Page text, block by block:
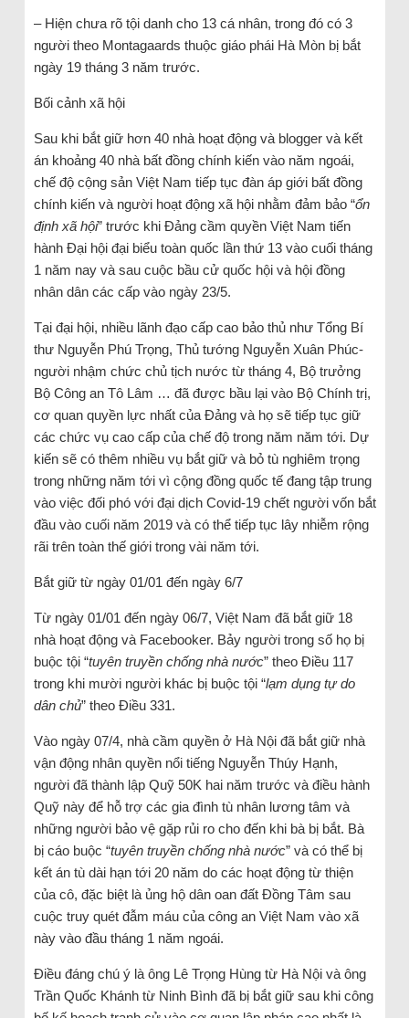
– Hiện chưa rõ tội danh cho 13 cá nhân, trong đó có 3
người theo Montagaards thuộc giáo phái Hà Mòn bị bắt
ngày 19 tháng 3 năm trước.
Bối cảnh xã hội
Sau khi bắt giữ hơn 40 nhà hoạt động và blogger và kết
án khoảng 40 nhà bất đồng chính kiến ​​vào năm ngoái,
chế độ cộng sản Việt Nam tiếp tục đàn áp giới bất đồng
chính kiến và người hoạt động xã hội nhằm đảm bảo “ổn
định xã hội” trước khi Đảng cầm quyền Việt Nam tiến
hành Đại hội đại biểu toàn quốc lần thứ 13 vào cuối tháng
1 năm nay và sau cuộc bầu cử quốc hội và hội đồng
nhân dân các cấp vào ngày 23/5.
Tại đại hội, nhiều lãnh đạo cấp cao bảo thủ như Tổng Bí
thư Nguyễn Phú Trọng, Thủ tướng Nguyễn Xuân Phúc-
người nhậm chức chủ tịch nước từ tháng 4, Bộ trưởng
Bộ Công an Tô Lâm … đã được bầu lại vào Bộ Chính trị,
cơ quan quyền lực nhất của Đảng và họ sẽ tiếp tục giữ
các chức vụ cao cấp của chế độ trong năm năm tới. Dự
kiến ​​sẽ có thêm nhiều vụ bắt giữ và bỏ tù nghiêm trọng
trong những năm tới vì cộng đồng quốc tế đang tập trung
vào việc đối phó với đại dịch Covid-19 chết người vốn bắt
đầu vào cuối năm 2019 và có thể tiếp tục lây nhiễm rộng
rãi trên toàn thế giới trong vài năm tới.
Bắt giữ từ ngày 01/01 đến ngày 6/7
Từ ngày 01/01 đến ngày 06/7, Việt Nam đã bắt giữ 18
nhà hoạt động và Facebooker. Bảy người trong số họ bị
buộc tội “tuyên truyền chống nhà nước” theo Điều 117
trong khi mười người khác bị buộc tội “lạm dụng tự do
dân chủ” theo Điều 331.
Vào ngày 07/4, nhà cầm quyền ở Hà Nội đã bắt giữ nhà
vận động nhân quyền nổi tiếng Nguyễn Thúy Hạnh,
người đã thành lập Quỹ 50K hai năm trước và điều hành
Quỹ này để hỗ trợ các gia đình tù nhân lương tâm và
những người bảo vệ gặp rủi ro cho đến khi bà bị bắt. Bà
bị cáo buộc “tuyên truyền chống nhà nước” và có thể bị
kết án tù dài hạn tới 20 năm do các hoạt động từ thiện
của cô, đặc biệt là ủng hộ dân oan đất Đồng Tâm sau
cuộc truy quét đẫm máu của công an Việt Nam vào xã
này vào đầu tháng 1 năm ngoái.
Điều đáng chú ý là ông Lê Trọng Hùng từ Hà Nội và ông
Trần Quốc Khánh từ Ninh Bình đã bị bắt giữ sau khi công